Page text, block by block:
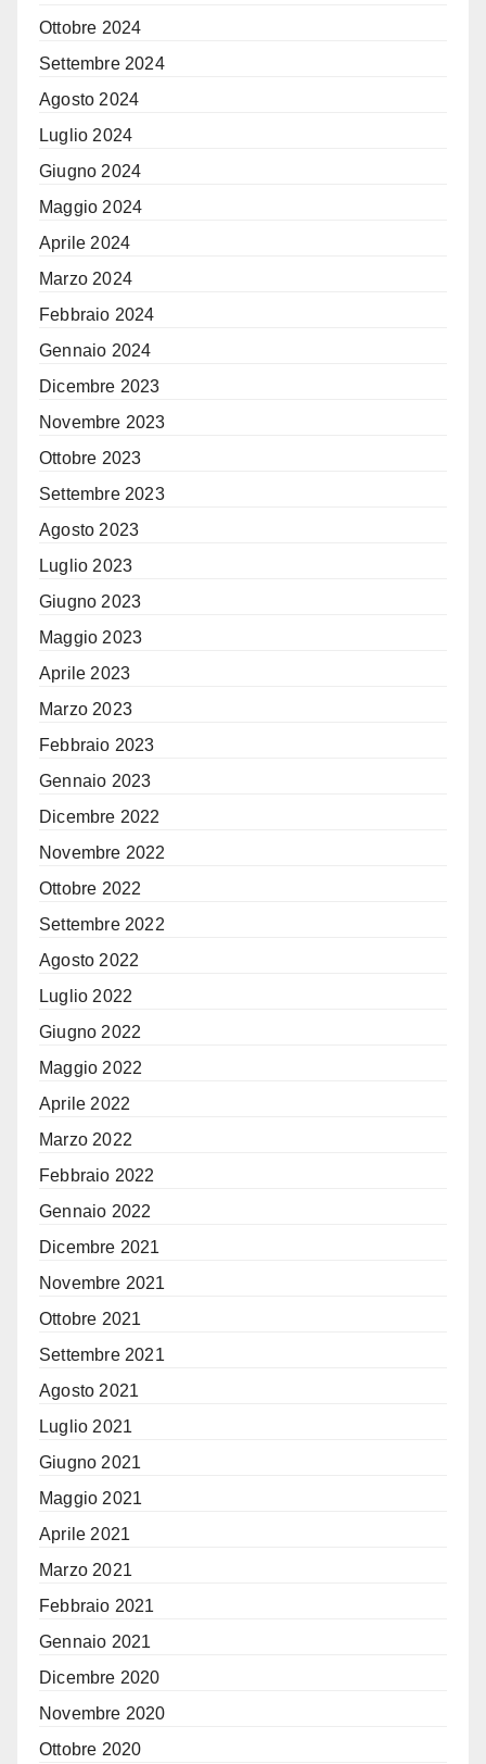
Ottobre 2024
Settembre 2024
Agosto 2024
Luglio 2024
Giugno 2024
Maggio 2024
Aprile 2024
Marzo 2024
Febbraio 2024
Gennaio 2024
Dicembre 2023
Novembre 2023
Ottobre 2023
Settembre 2023
Agosto 2023
Luglio 2023
Giugno 2023
Maggio 2023
Aprile 2023
Marzo 2023
Febbraio 2023
Gennaio 2023
Dicembre 2022
Novembre 2022
Ottobre 2022
Settembre 2022
Agosto 2022
Luglio 2022
Giugno 2022
Maggio 2022
Aprile 2022
Marzo 2022
Febbraio 2022
Gennaio 2022
Dicembre 2021
Novembre 2021
Ottobre 2021
Settembre 2021
Agosto 2021
Luglio 2021
Giugno 2021
Maggio 2021
Aprile 2021
Marzo 2021
Febbraio 2021
Gennaio 2021
Dicembre 2020
Novembre 2020
Ottobre 2020